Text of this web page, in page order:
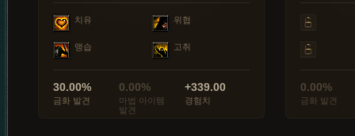
치유 위협
맹습 고취
30.00%
금화 발견
0.00%
마법 아이템
발견
+339.00
경험치
0.00%
금화 발견